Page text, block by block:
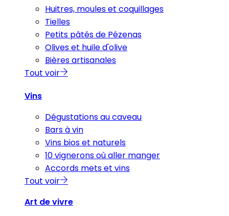
Huitres, moules et coquillages
Tielles
Petits pâtés de Pézenas
Olives et huile d'olive
Bières artisanales
Tout voir
Vins
Dégustations au caveau
Bars à vin
Vins bios et naturels
10 vignerons où aller manger
Accords mets et vins
Tout voir
Art de vivre